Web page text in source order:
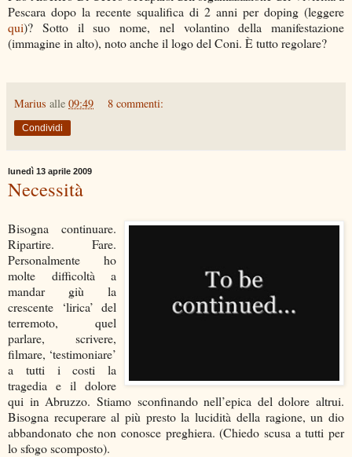
Pescara dopo la recente squalifica di 2 anni per doping (leggere
qui)? Sotto il suo nome, nel volantino della manifestazione
(immagine in alto), noto anche il logo del Coni. È tutto regolare?
Marius alle 09:49 8 commenti:
Condividi
lunedì 13 aprile 2009
Necessità
Bisogna continuare.
Ripartire. Fare.
Personalmente ho
molte difficoltà a
mandar giù la
crescente ‘lirica’ del
terremoto, quel
parlare, scrivere,
filmare, ‘testimoniare’
a tutti i costi la
tragedia e il dolore
qui in Abruzzo. Stiamo sconfinando nell’epica del dolore altrui.
Bisogna recuperare al più presto la lucidità della ragione, un dio
abbandonato che non conosce preghiera. (Chiedo scusa a tutti per
lo sfogo scomposto).